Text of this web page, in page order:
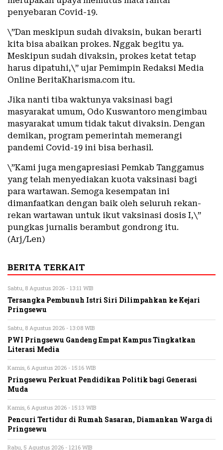
penyebaran Covid-19.
\”Dan meskipun sudah divaksin, bukan berarti
kita bisa abaikan prokes. Nggak begitu ya.
Meskipun sudah divaksin, prokes ketat tetap
harus dipatuhi,\” ujar Pemimpin Redaksi Media
Online BeritaKharisma.com itu.
Jika nanti tiba waktunya vaksinasi bagi
masyarakat umum, Odo Kuswantoro mengimbau
masyarakat umum tidak takut divaksin. Dengan
demikan, program pemerintah memerangi
pandemi Covid-19 ini bisa berhasil.
\”Kami juga mengapresiasi Pemkab Tanggamus
yang telah menyediakan kuota vaksinasi bagi
para wartawan. Semoga kesempatan ini
dimanfaatkan dengan baik oleh seluruh rekan-
rekan wartawan untuk ikut vaksinasi dosis I,\”
pungkas jurnalis berambut gondrong itu.
(Arj/Len)
BERITA TERKAIT
Sabtu, 8 Agustus 2026 - 13:11 WIB
Tersangka Pembunuh Istri Siri Dilimpahkan ke Kejari
Pringsewu
Sabtu, 8 Agustus 2026 - 13:08 WIB
PWI Pringsewu Gandeng Empat Kampus Tingkatkan
Literasi Media
Kamis, 6 Agustus 2026 - 15:16 WIB
Pringsewu Perkuat Pendidikan Politik bagi Generasi
Muda
Kamis, 6 Agustus 2026 - 15:13 WIB
Pencuri Tertidur di Rumah Sasaran, Diamankan Warga di
Pringsewu
Rabu, 5 Agustus 2026 - 12:16 WIB